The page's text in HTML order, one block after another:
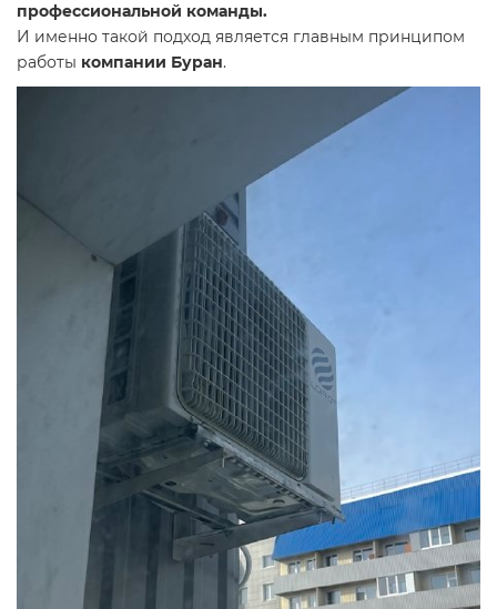
профессиональной команды.
И именно такой подход является главным принципом
работы компании Буран.